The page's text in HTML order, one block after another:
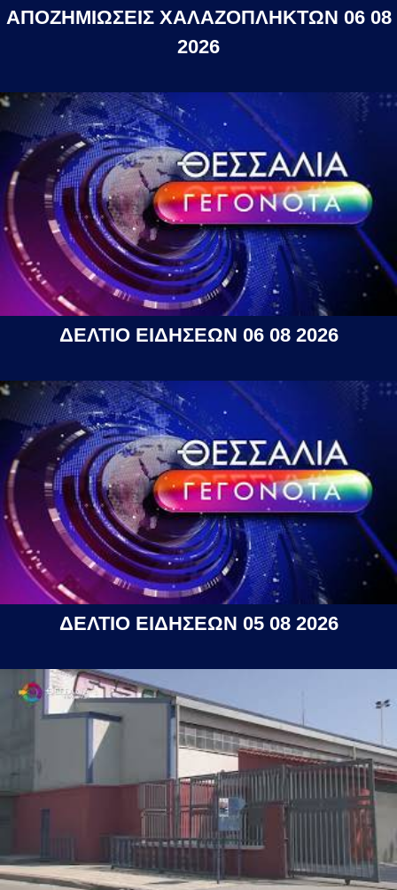
ΑΠΟΖΗΜΙΩΣΕΙΣ ΧΑΛΑΖΟΠΛΗΚΤΩΝ 06 08
2026
ΔΕΛΤΙΟ ΕΙΔΗΣΕΩΝ 06 08 2026
ΔΕΛΤΙΟ ΕΙΔΗΣΕΩΝ 05 08 2026